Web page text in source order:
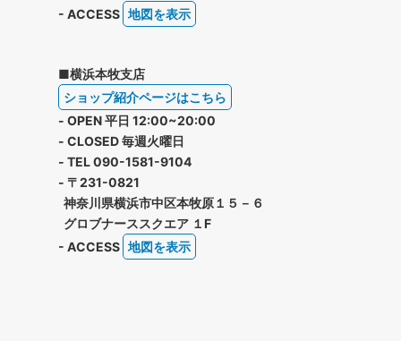
- ACCESS 地図を表示
■横浜本牧支店
ショップ紹介ページはこちら
- OPEN 平日 12:00~20:00
- CLOSED 毎週火曜日
- TEL 090-1581-9104
- 〒231-0821
神奈川県横浜市中区本牧原１５－６
グロブナーススクエア １F
- ACCESS 地図を表示